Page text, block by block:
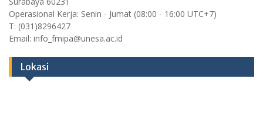
Operasional Kerja: Senin - Jumat (08:00 - 16:00 UTC+7)
T: (031)8296427
Email: info_fmipa@unesa.ac.id
Lokasi